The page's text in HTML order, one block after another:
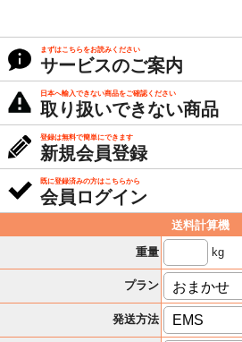
まずはこちらをお読みください
サービスのご案内
日本へ輸入できない商品をご確認ください
取り扱いできない商品
登録は無料で簡単にできます
新規会員登録
既に登録済みの方はこちらから
会員ログイン
送料計算機
重量
kg
プラン
発送方法